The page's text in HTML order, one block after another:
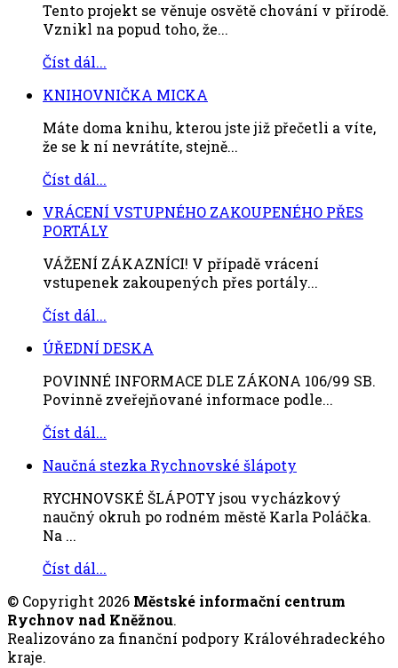
Tento projekt se věnuje osvětě chování v přírodě.
Vznikl na popud toho, že...
Číst dál...
KNIHOVNIČKA MICKA
Máte doma knihu, kterou jste již přečetli a víte,
že se k ní nevrátíte, stejně...
Číst dál...
VRÁCENÍ VSTUPNÉHO ZAKOUPENÉHO PŘES
PORTÁLY
VÁŽENÍ ZÁKAZNÍCI! V případě vrácení
vstupenek zakoupených přes portály...
Číst dál...
ÚŘEDNÍ DESKA
POVINNÉ INFORMACE DLE ZÁKONA 106/99 SB.
Povinně zveřejňované informace podle...
Číst dál...
Naučná stezka Rychnovské šlápoty
RYCHNOVSKÉ ŠLÁPOTY jsou vycházkový
naučný okruh po rodném městě Karla Poláčka.
Na ...
Číst dál...
© Copyright 2026 Městské informační centrum
Rychnov nad Kněžnou.
Realizováno za finanční podpory Královéhradeckého
kraje.